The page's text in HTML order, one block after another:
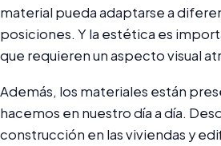
material pueda adaptarse a
posiciones. Y la estética es
que requieren un aspecto visual
Además, los materiales están
hacemos en nuestro día a día.
construcción en las viviendas y